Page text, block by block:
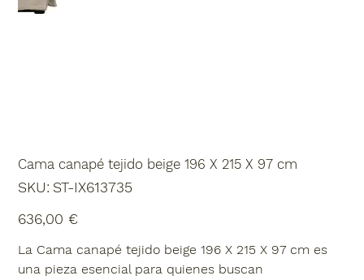
Cama canapé tejido beige 196 X 215 X 97 cm
SKU: SKU
ST-
ST-IX613735
636,00 €
La Cama canapé tejido beige 196 X 215 X 97 cm es
una pieza esencial para quienes buscan